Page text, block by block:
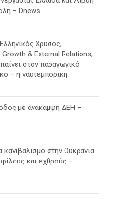
– Dnews
Χρυσός,
& External Relations,
στον παραγωγικό
– η ναυτεμπορικη
με ανάκαμψη ΔΕΗ –
κανιβαλισμό στην Ουκρανία
και εχθρούς –